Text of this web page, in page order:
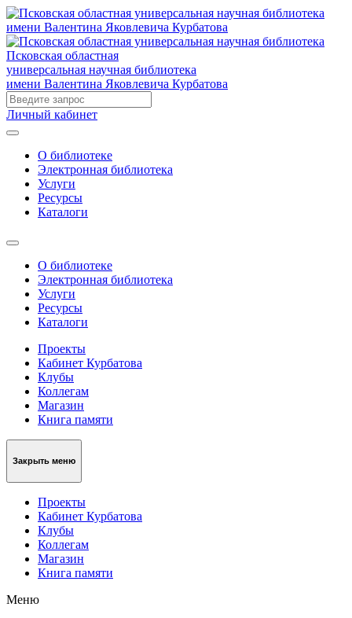
Псковская областная
универсальная научная библиотека
имени Валентина Яковлевича Курбатова
Личный кабинет
О библиотеке
Электронная библиотека
Услуги
Ресурсы
Каталоги
О библиотеке
Электронная библиотека
Услуги
Ресурсы
Каталоги
Проекты
Кабинет Курбатова
Клубы
Коллегам
Магазин
Книга памяти
Закрыть меню
Проекты
Кабинет Курбатова
Клубы
Коллегам
Магазин
Книга памяти
Меню